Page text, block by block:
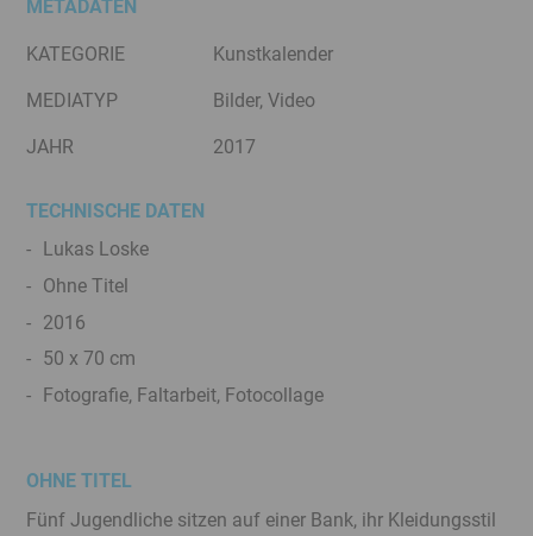
METADATEN
KATEGORIE Kunstkalender
MEDIATYP Bilder, Video
JAHR 2017
TECHNISCHE DATEN
Lukas Loske
Ohne Titel
2016
50 x 70 cm
Fotografie, Faltarbeit, Fotocollage
OHNE TITEL
Fünf Jugendliche sitzen auf einer Bank, ihr Kleidungsstil